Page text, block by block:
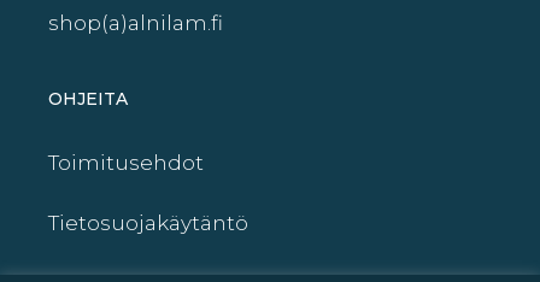
shop(a)alnilam.fi
OHJEITA
Toimitusehdot
Tietosuojakäytäntö